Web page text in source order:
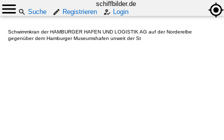
schiffbilder.de
Suche
Registrieren Login
Schwimmkran der HAMBURGER HAFEN UND LOGISTIK AG auf der Norderelbe
gegenüber dem Hamburger Museumshafen unweit der St